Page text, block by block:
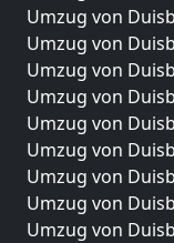
Umzug von
Umzug von
Umzug von
Umzug von
Umzug von
Umzug von
Umzug von
Umzug von
Umzug von